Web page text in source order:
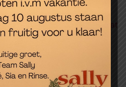
Sara of abraham
fruitmand, graag in
overleg, om te vragen wat
de mogelijkheden zijn
Toevoegen aan
winkelwagen